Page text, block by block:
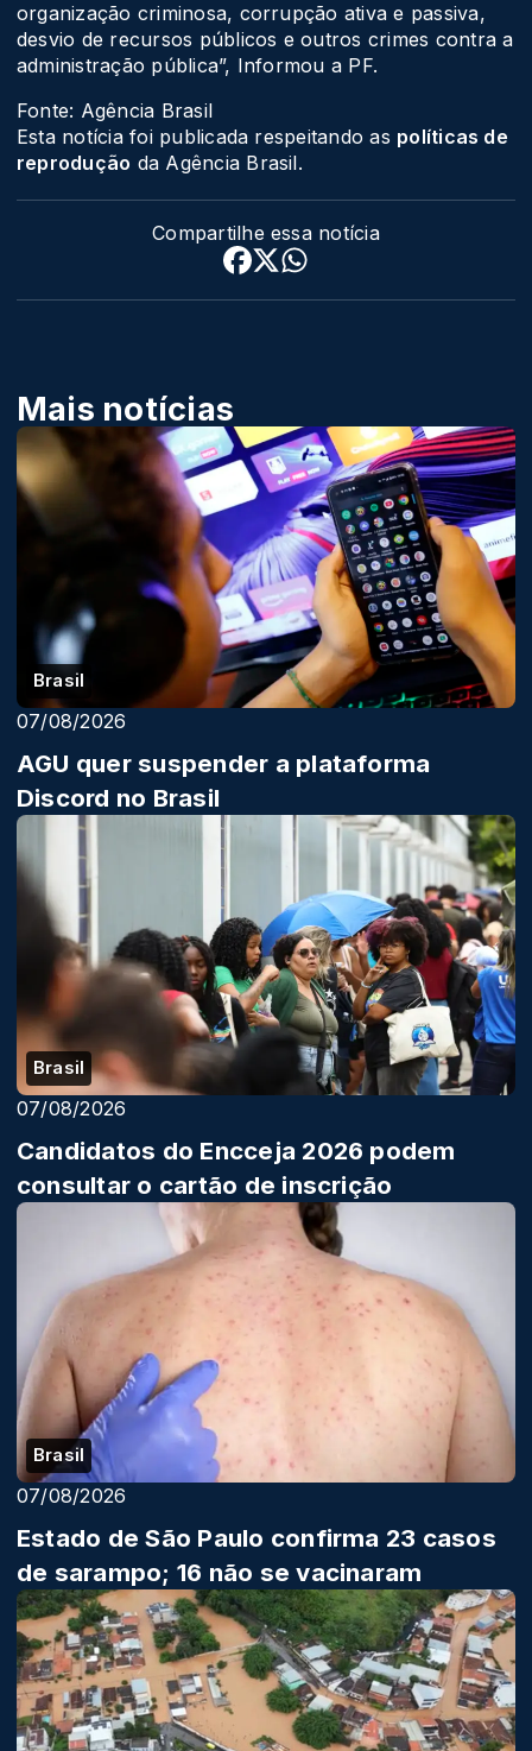
organização criminosa, corrupção ativa e passiva,
desvio de recursos públicos e outros crimes contra a
administração pública”, Informou a PF.
Fonte: Agência Brasil
Esta notícia foi publicada respeitando as políticas de
reprodução da Agência Brasil.
Compartilhe essa notícia
Mais notícias
Brasil
07/08/2026
AGU quer suspender a plataforma
Discord no Brasil
Brasil
07/08/2026
Candidatos do Encceja 2026 podem
consultar o cartão de inscrição
Brasil
07/08/2026
Estado de São Paulo confirma 23 casos
de sarampo; 16 não se vacinaram